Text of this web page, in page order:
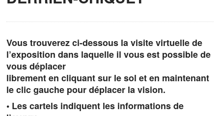
Vous trouverez ci-dessous la visite virtuelle de
l’exposition dans laquelle il vous est possible de
vous déplacer
librement en cliquant sur le sol et en maintenant
le clic gauche pour déplacer la vision.
• Les cartels indiquent les informations de